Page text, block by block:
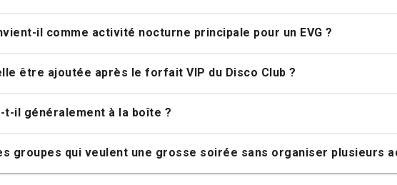
il comme activité nocturne principale pour un EVG ?
être ajoutée après le forfait VIP du Disco Club ?
il généralement à la boîte ?
groupes qui veulent une grosse soirée sans organiser plusieurs